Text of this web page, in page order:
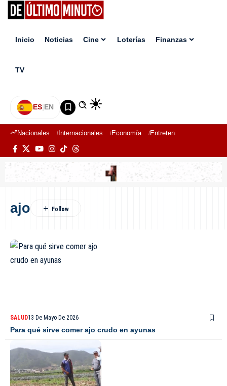
Inicio Noticias Cine Loterías Finanzas
TV
ES|EN
Nacionales Internacionales Economía Entretenimiento
ajo
SALUD13 De Mayo De 2026
Para qué sirve comer ajo crudo en ayunas